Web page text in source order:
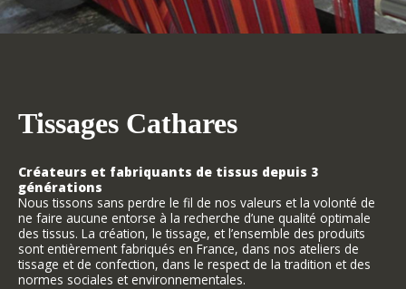
Tissages Cathares
Créateurs et fabriquants de tissus depuis 3
générations
Nous tissons sans perdre le fil de nos valeurs et la volonté de
ne faire aucune entorse à la recherche d’une qualité optimale
des tissus. La création, le tissage, et l’ensemble des produits
sont entièrement fabriqués en France, dans nos ateliers de
tissage et de confection, dans le respect de la tradition et des
normes sociales et environnementales.